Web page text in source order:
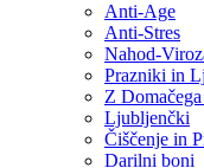
Anti-Age
Anti-Stres
Nahod-
Prazniki in
Z
Ljubljenčki
Čiščenje in
Darilni boni